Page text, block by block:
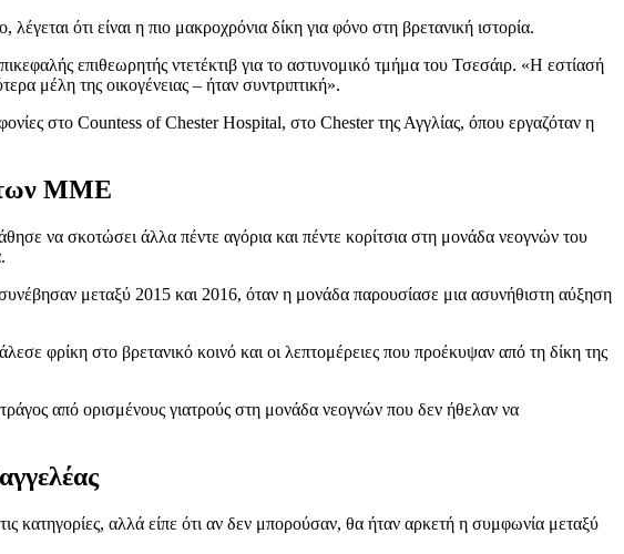
ότι είναι η πιο μακροχρόνια δίκη για φόνο στη βρετανική ιστορία.
επιθεωρητής ντετέκτιβ για το αστυνομικό τμήμα του Τσεσάιρ. «Η εστίασή
μέλη της οικογένειας – ήταν συντριπτική».
στο Countess of Chester Hospital, στο Chester της Αγγλίας, όπου εργαζόταν η
των ΜΜΕ
να σκοτώσει άλλα πέντε αγόρια και πέντε κορίτσια στη μονάδα νεογνών του
μεταξύ 2015 και 2016, όταν η μονάδα παρουσίασε μια ασυνήθιστη αύξηση
φρίκη στο βρετανικό κοινό και οι λεπτομέρειες που προέκυψαν από τη δίκη της
από ορισμένους γιατρούς στη μονάδα νεογνών που δεν ήθελαν να
κατηγορίες, αλλά είπε ότι αν δεν μπορούσαν, θα ήταν αρκετή η συμφωνία μεταξύ